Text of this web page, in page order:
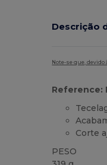
Descrição
Note-se que,
Reference:
Corte
PESO